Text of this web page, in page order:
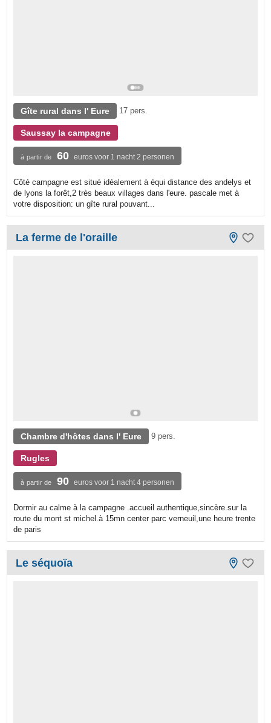
Gîte rural dans l' Eure 17 pers.
Saussay la campagne
à partir de 60 euros voor 1 nacht 2 personen
Côté campagne est situé idéalement à équi distance des andelys et
de lyons la forêt,2 très beaux villages dans l'eure. pascale met à
votre disposition: un gîte rural pouvant...
La ferme de l'oraille
Chambre d'hôtes dans l' Eure 9 pers.
Rugles
à partir de 90 euros voor 1 nacht 4 personen
Dormir au calme à la campagne .accueil authentique,sincère.sur la
route du mont st michel.à 15mn center parc verneuil,une heure trente
de paris
Le séquoïa